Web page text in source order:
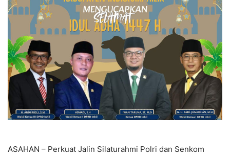
ASAHAN – Perkuat Jalin Silaturahmi Polri dan Senkom